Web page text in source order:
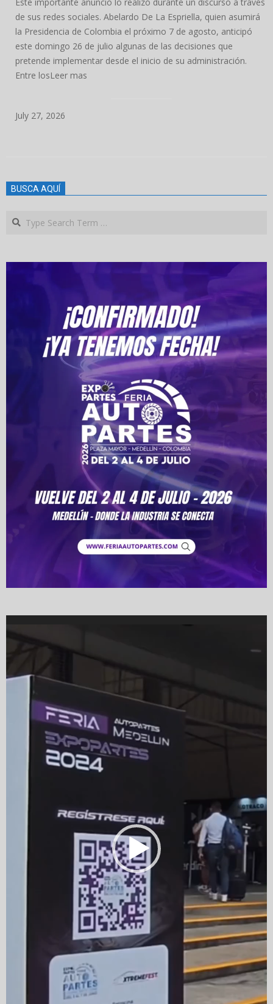
de sus redes sociales. Abelardo De La Espriella, quien asumirá
la Presidencia de Colombia el próximo 7 de agosto, anticipó
este domingo 26 de julio algunas de las decisiones que
pretende implementar desde el inicio de su administración.
Entre losLeer mas
July 27, 2026
24BUSCA AQUÍ
Search
Player